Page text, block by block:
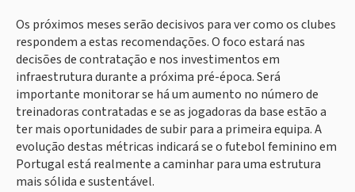
Os próximos meses serão decisivos para ver como os clubes
respondem a estas recomendações. O foco estará nas
decisões de contratação e nos investimentos em
infraestrutura durante a próxima pré-época. Será
importante monitorar se há um aumento no número de
treinadoras contratadas e se as jogadoras da base estão a
ter mais oportunidades de subir para a primeira equipa. A
evolução destas métricas indicará se o futebol feminino em
Portugal está realmente a caminhar para uma estrutura
mais sólida e sustentável.